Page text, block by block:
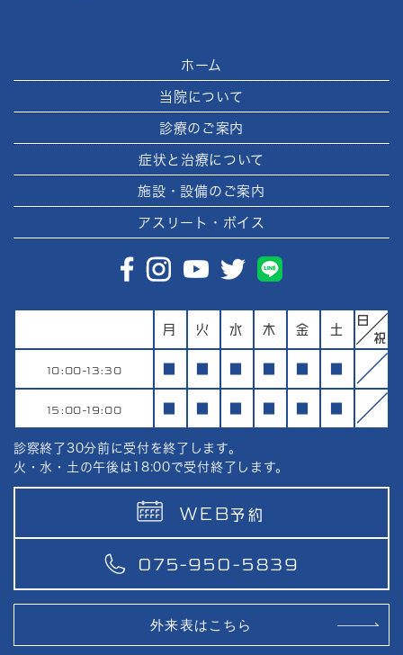
ホーム
当院について
診療のご案内
症状と治療について
施設・設備のご案内
アスリート・ボイス
月 火 水 木 金 土
10:00-13:30
15:00-19:00
診察終了30分前に受付を終了します。
火・水・土の午後は18:00で受付終了します。
WEB予約
075-950-5839
外来表はこちら